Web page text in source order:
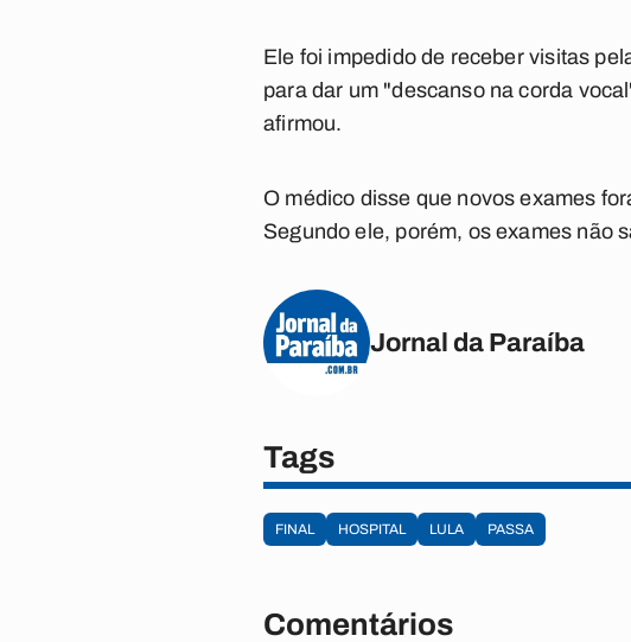
Ele foi impedido de receber visitas
para dar um "descanso na corda
afirmou.
O médico disse que novos exames
Segundo ele, porém, os exames não
Jornal da Paraíba
Tags
FINAL HOSPITAL LULA PASSA
Comentários